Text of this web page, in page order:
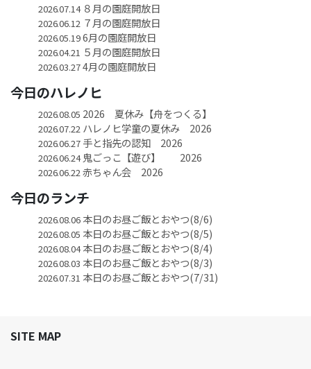
2026.07.14８月の園庭開放日
2026.06.12７月の園庭開放日
2026.05.196月の園庭開放日
2026.04.21 ５月の園庭開放日
2026.03.274月の園庭開放日
今日のハレノヒ
2026.08.05 2026 夏休み【舟をつくる】
2026.07.22ハレノヒ学童の夏休み 2026
2026.06.27手と指先の認知 2026
2026.06.24鬼ごっこ【遊び】 2026
2026.06.22赤ちゃん会 2026
今日のランチ
2026.08.06本日のお昼ご飯とおやつ(8/6)
2026.08.05 本日のお昼ご飯とおやつ(8/5)
2026.08.04本日のお昼ご飯とおやつ(8/4)
2026.08.03 本日のお昼ご飯とおやつ(8/3)
2026.07.31 本日のお昼ご飯とおやつ(7/31)
SITE MAP